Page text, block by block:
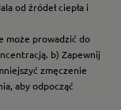
od źródeł ciepła i
może prowadzić do
b) Zapewnij
zmęczenie
aby odpocząć